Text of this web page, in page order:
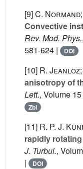
[9]C.
Convective
Rev. Mod. Phys.
581-624 |
DOI
[10] R.
anisotropy of
Lett., Volume 15
Zbl
[11] R. P. J.
rapidly
J. Turbul.,
|
DOI